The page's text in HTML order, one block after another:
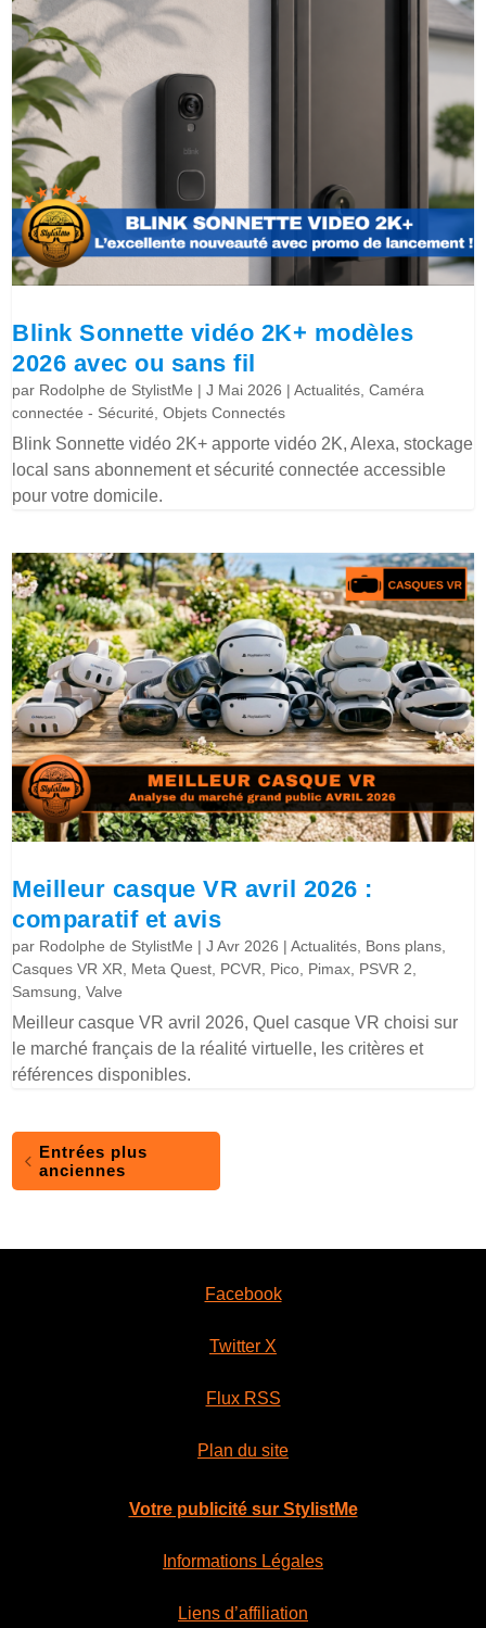
Blink Sonnette vidéo 2K+ modèles
2026 avec ou sans fil
par Rodolphe de StylistMe |J Mai 2026 |Actualités ,Caméra
connectée - Sécurité ,Objets Connectés
Blink Sonnette vidéo 2K+ apporte vidéo 2K, Alexa, stockage
local sans abonnement et sécurité connectée accessible
pour votre domicile.
Meilleur casque VR avril 2026 :
comparatif et avis
par Rodolphe de StylistMe |J Avr 2026 |Actualités Bons plans
Casques VR XR
Meta Quest PCVR Pico Pimax PSVR 2
Samsung ,Valve
Meilleur casque VR avril 2026, Quel casque VR choisi sur
le marché français de la réalité virtuelle, les critères et
références disponibles.
Entrées plus
anciennes
Facebook
Twitter X
Flux RSS
Plan du site
Votre publicité sur StylistMe
Informations Légales
Liens d’affiliation